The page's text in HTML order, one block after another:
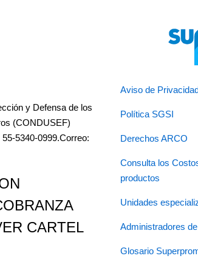
y Defensa de los
(CONDUSEF)
5340-0999.Correo:
CARTEL
Aviso de
Política SGSI
Derechos ARCO
Consulta los
productos
Unidades
Administradores
Glosario